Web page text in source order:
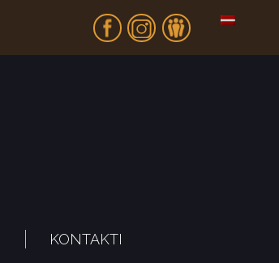
Fb In Dr
KONTAKTI